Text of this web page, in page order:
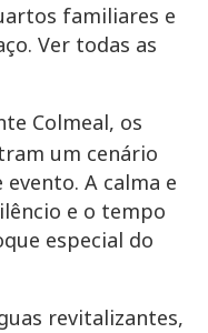
familiares e
Ver todas as
Colmeal, os
um cenário
A calma e
e o tempo
especial do
revitalizantes,